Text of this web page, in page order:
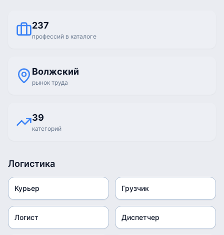
237
профессий в каталоге
Волжский
рынок труда
39
категорий
Логистика
Курьер Грузчик
Логист Диспетчер